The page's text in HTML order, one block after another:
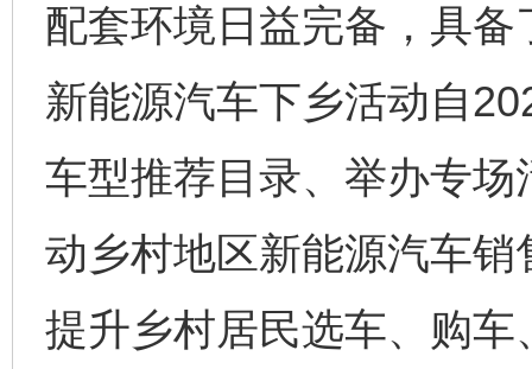
配套环境日益完备，具
新能源汽车下乡活动自
车型推荐目录、举办专
动乡村地区新能源汽车
提升乡村居民选车、购